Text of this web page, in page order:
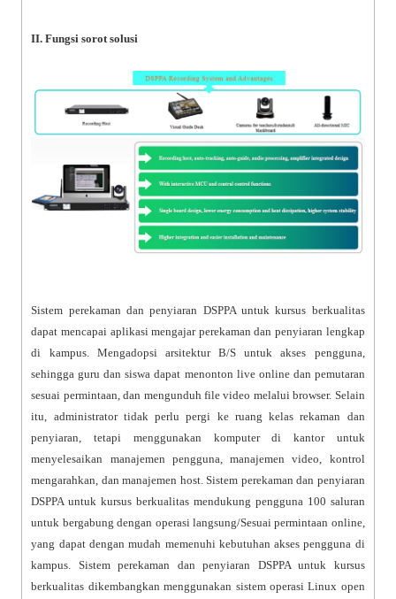
II. Fungsi sorot solusi
Sistem perekaman dan penyiaran DSPPA untuk kursus berkualitas
dapat mencapai aplikasi mengajar perekaman dan penyiaran lengkap
di kampus. Mengadopsi arsitektur B/S untuk akses pengguna,
sehingga guru dan siswa dapat menonton live online dan pemutaran
sesuai permintaan, dan mengunduh file video melalui browser. Selain
itu, administrator tidak perlu pergi ke ruang kelas rekaman dan
penyiaran, tetapi menggunakan komputer di kantor untuk
menyelesaikan manajemen pengguna, manajemen video, kontrol
mengarahkan, dan manajemen host. Sistem perekaman dan penyiaran
DSPPA untuk kursus berkualitas mendukung pengguna 100 saluran
untuk bergabung dengan operasi langsung/Sesuai permintaan online,
yang dapat dengan mudah memenuhi kebutuhan akses pengguna di
kampus. Sistem perekaman dan penyiaran DSPPA untuk kursus
berkualitas dikembangkan menggunakan sistem operasi Linux open